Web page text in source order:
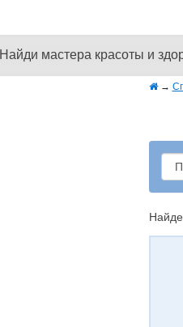
Найди мастера красоты и
→